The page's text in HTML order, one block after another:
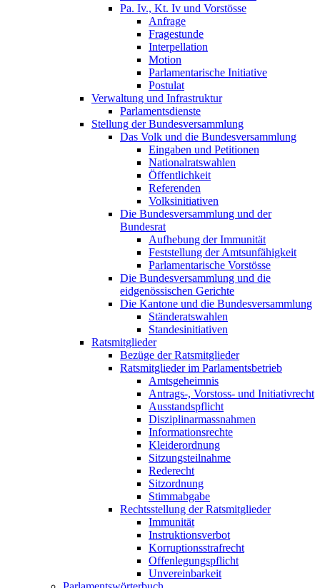
Pa. Iv., Kt. Iv und Vorstösse
Anfrage
Fragestunde
Interpellation
Motion
Parlamentarische Initiative
Postulat
Verwaltung und Infrastruktur
Parlamentsdienste
Stellung der Bundesversammlung
Das Volk und die Bundesversammlung
Eingaben und Petitionen
Nationalratswahlen
Öffentlichkeit
Referenden
Volksinitiativen
Die Bundesversammlung und der
Bundesrat
Aufhebung der Immunität
Feststellung der Amtsunfähigkeit
Parlamentarische Vorstösse
Die Bundesversammlung und die
eidgenössischen Gerichte
Die Kantone und die Bundesversammlung
Ständeratswahlen
Standesinitiativen
Ratsmitglieder
Bezüge der Ratsmitglieder
Ratsmitglieder im Parlamentsbetrieb
Amtsgeheimnis
Antrags-, Vorstoss- und Initiativrecht
Ausstandspflicht
Disziplinarmassnahmen
Informationsrechte
Kleiderordnung
Sitzungsteilnahme
Rederecht
Sitzordnung
Stimmabgabe
Rechtsstellung der Ratsmitglieder
Immunität
Instruktionsverbot
Korruptionsstrafrecht
Offenlegungspflicht
Unvereinbarkeit